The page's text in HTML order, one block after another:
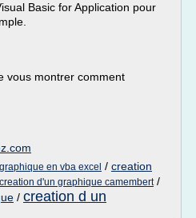
Basic for Application pour
vous montrer comment
en vba excel / creation
creation d'un graphique camembert/
/ creation d un